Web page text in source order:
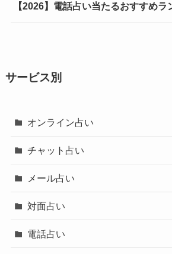
【2026】電話占い当たるおすすめラ
サービス別
オンライン占い
チャット占い
メール占い
対面占い
電話占い